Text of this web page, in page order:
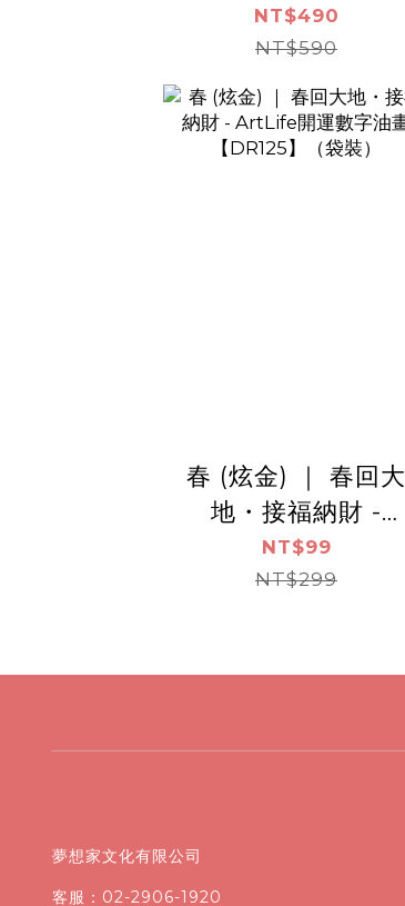
NT$490
NT$590
春 (炫金) ｜ 春回大
地・接福納財 -
ArtLife開運數字油畫
【DR125】（袋裝）
NT$99
NT$299
夢想家文化有限公司
客服：02-2906-1920